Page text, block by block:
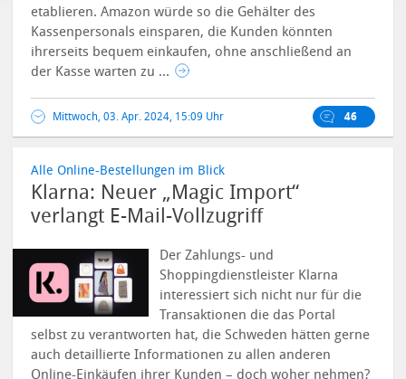
etablieren. Amazon würde so die Gehälter des
Kassenpersonals einsparen, die Kunden könnten
ihrerseits bequem einkaufen, ohne anschließend an
der Kasse warten zu ...
Mittwoch, 03. Apr. 2024, 15:09 Uhr 46
Alle Online-Bestellungen im Blick
Klarna: Neuer „Magic Import“
verlangt E-Mail-Vollzugriff
Der Zahlungs- und
Shoppingdienstleister Klarna
interessiert sich nicht nur für die
Transaktionen die das Portal
selbst zu verantworten hat, die Schweden hätten gerne
auch detaillierte Informationen zu allen anderen
Online-Einkäufen ihrer Kunden – doch woher nehmen?